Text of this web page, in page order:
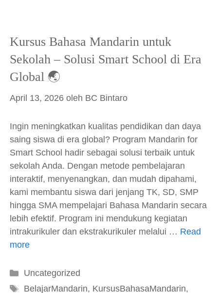
Kursus Bahasa Mandarin untuk
Sekolah – Solusi Smart School di Era
Global 🌏
April 13, 2026 oleh BC Bintaro
Ingin meningkatkan kualitas pendidikan dan daya
saing siswa di era global? Program Mandarin for
Smart School hadir sebagai solusi terbaik untuk
sekolah Anda. Dengan metode pembelajaran
interaktif, menyenangkan, dan mudah dipahami,
kami membantu siswa dari jenjang TK, SD, SMP
hingga SMA mempelajari Bahasa Mandarin secara
lebih efektif. Program ini mendukung kegiatan
intrakurikuler dan ekstrakurikuler melalui … Read
more
Kategori
Uncategorized
Tag
BelajarMandarin, KursusBahasaMandarin,